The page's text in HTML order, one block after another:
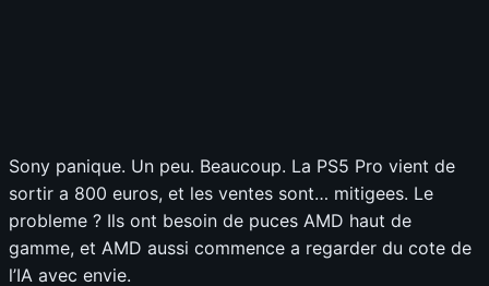
Sony panique. Un peu. Beaucoup. La PS5 Pro vient de
sortir a 800 euros, et les ventes sont… mitigees. Le
probleme ? Ils ont besoin de puces AMD haut de
gamme, et AMD aussi commence a regarder du cote de
l’IA avec envie.